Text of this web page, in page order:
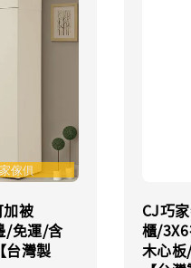
被
/免運/含
台灣製
CJ巧
櫃/
木心